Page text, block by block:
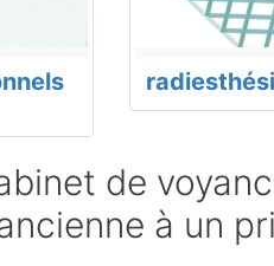
de
à un